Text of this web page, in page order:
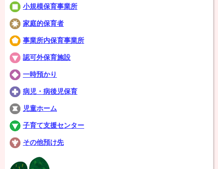
小規模保育事業所
家庭的保育者
事業所内保育事業所
認可外保育施設
一時預かり
病児・病後児保育
児童ホーム
子育て支援センター
その他預け先